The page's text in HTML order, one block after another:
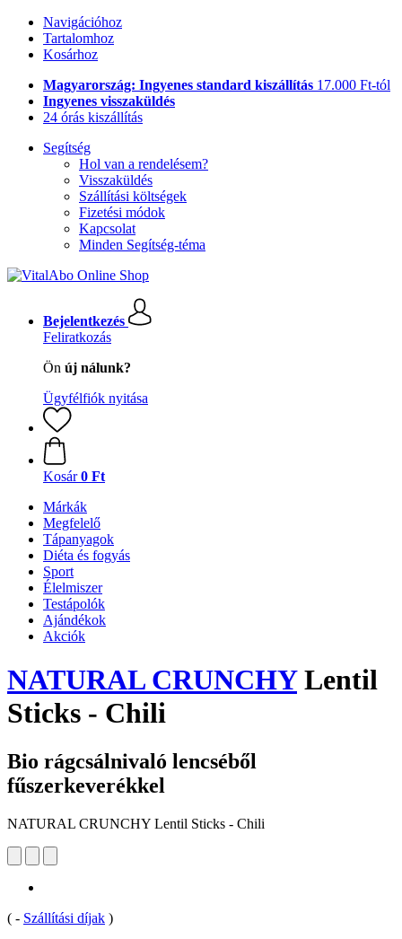
Navigációhoz
Tartalomhoz
Kosárhoz
Magyarország: Ingyenes standard kiszállítás 17.000 Ft-tól
Ingyenes visszaküldés
24 órás kiszállítás
Segítség
Hol van a rendelésem?
Visszaküldés
Szállítási költségek
Fizetési módok
Kapcsolat
Minden Segítség-téma
Bejelentkezés
Feliratkozás
Ön új nálunk?
Ügyfélfiók nyitása
Kosár 0 Ft
Márkák
Megfelelő
Tápanyagok
Diéta és fogyás
Sport
Élelmiszer
Testápolók
Ajándékok
Akciók
NATURAL CRUNCHYLentil
Sticks - Chili
Bio rágcsálnivaló lencséből
fűszerkeverékkel
NATURAL CRUNCHY Lentil Sticks - Chili
( - Szállítási díjak )